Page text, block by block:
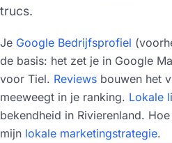
trucs.
Je Google Bedrijfsprofiel
de basis: het zet je in Google
voor Tiel. Reviews bouwen het
meeweegt in je ranking. Lokale
bekendheid in Rivierenland.
mijn lokale marketingstrategie.